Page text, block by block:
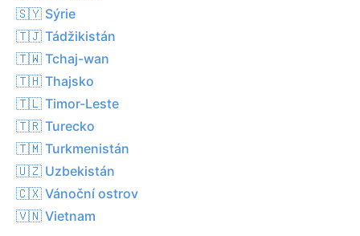
🇸🇾 Sýrie
🇹🇯 Tádžikistán
🇹🇼 Tchaj-wan
🇹🇭 Thajsko
🇹🇱 Timor-Leste
🇹🇷 Turecko
🇹🇲 Turkmenistán
🇺🇿 Uzbekistán
🇨🇽 Vánoční ostrov
🇻🇳 Vietnam